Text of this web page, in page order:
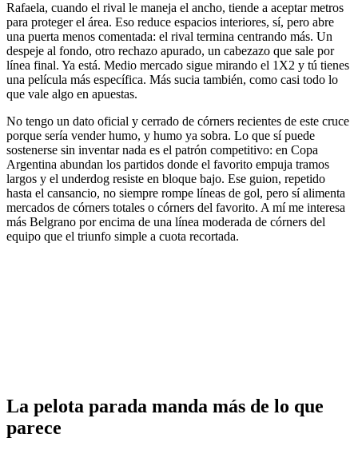
Rafaela, cuando el rival le maneja el ancho, tiende a aceptar metros
para proteger el área. Eso reduce espacios interiores, sí, pero abre
una puerta menos comentada: el rival termina centrando más. Un
despeje al fondo, otro rechazo apurado, un cabezazo que sale por
línea final. Ya está. Medio mercado sigue mirando el 1X2 y tú tienes
una película más específica. Más sucia también, como casi todo lo
que vale algo en apuestas.
No tengo un dato oficial y cerrado de córners recientes de este cruce
porque sería vender humo, y humo ya sobra. Lo que sí puede
sostenerse sin inventar nada es el patrón competitivo: en Copa
Argentina abundan los partidos donde el favorito empuja tramos
largos y el underdog resiste en bloque bajo. Ese guion, repetido
hasta el cansancio, no siempre rompe líneas de gol, pero sí alimenta
mercados de córners totales o córners del favorito. A mí me interesa
más Belgrano por encima de una línea moderada de córners del
equipo que el triunfo simple a cuota recortada.
La pelota parada manda más de lo que
parece